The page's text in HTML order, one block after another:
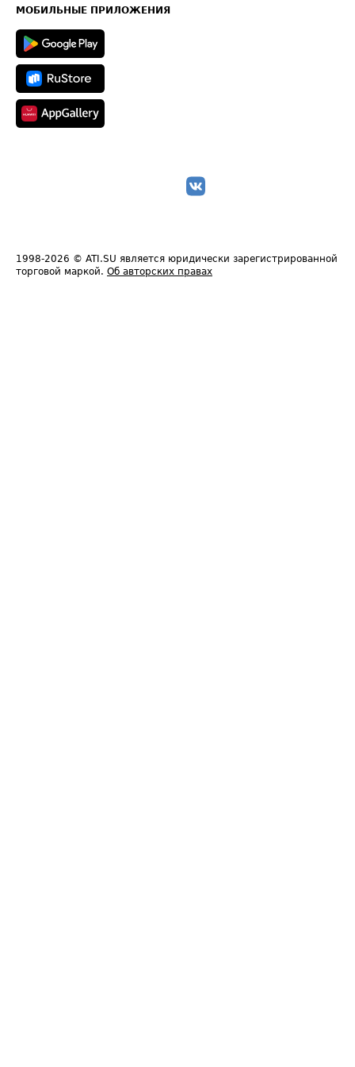
Техническая информация
МОБИЛЬНЫЕ ПРИЛОЖЕНИЯ
1998-2026 © ATI.SU является юридически зарегистрированной
торговой маркой. Об авторских правах